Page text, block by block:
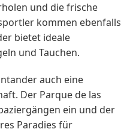
und die frische
kommen ebenfalls
bietet ideale
und Tauchen.
auch eine
Der Parque de las
ein und der
Paradies für